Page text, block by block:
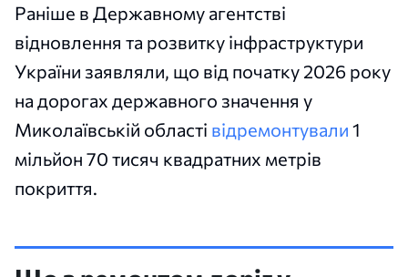
Раніше в Державному агентстві
відновлення та розвитку інфраструктури
України заявляли, що від початку 2026 року
на дорогах державного значення у
Миколаївській області відремонтували 1
мільйон 70 тисяч квадратних метрів
покриття.